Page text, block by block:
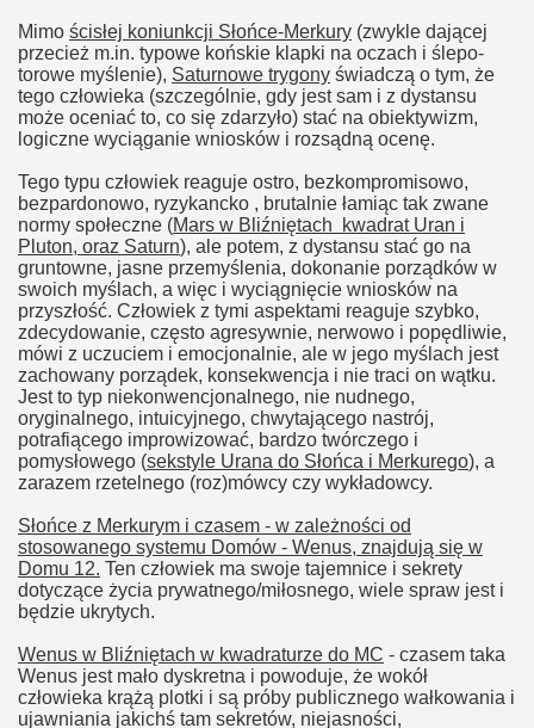
Mimo ścisłej koniunkcji Słońce-Merkury (zwykle dającej
przecież m.in. typowe końskie klapki na oczach i ślepo-
torowe myślenie), Saturnowe trygony świadczą o tym, że
tego człowieka (szczególnie, gdy jest sam i z dystansu
może oceniać to, co się zdarzyło) stać na obiektywizm,
logiczne wyciąganie wniosków i rozsądną ocenę.
Tego typu człowiek reaguje ostro, bezkompromisowo,
bezpardonowo, ryzykancko , brutalnie łamiąc tak zwane
normy społeczne (Mars w Bliźniętach kwadrat Uran i
Pluton, oraz Saturn), ale potem, z dystansu stać go na
gruntowne, jasne przemyślenia, dokonanie porządków w
swoich myślach, a więc i wyciągnięcie wniosków na
przyszłość. Człowiek z tymi aspektami reaguje szybko,
zdecydowanie, często agresywnie, nerwowo i popędliwie,
mówi z uczuciem i emocjonalnie, ale w jego myślach jest
zachowany porządek, konsekwencja i nie traci on wątku.
Jest to typ niekonwencjonalnego, nie nudnego,
oryginalnego, intuicyjnego, chwytającego nastrój,
potrafiącego improwizować, bardzo twórczego i
pomysłowego (sekstyle Urana do Słońca i Merkurego), a
zarazem rzetelnego (roz)mówcy czy wykładowcy.
Słońce z Merkurym i czasem - w zależności od
stosowanego systemu Domów - Wenus, znajdują się w
Domu 12. Ten człowiek ma swoje tajemnice i sekrety
dotyczące życia prywatnego/miłosnego, wiele spraw jest i
będzie ukrytych.
Wenus w Bliźniętach w kwadraturze do MC - czasem taka
Wenus jest mało dyskretna i powoduje, że wokół
człowieka krążą plotki i są próby publicznego wałkowania i
ujawniania jakichś tam sekretów, niejasności,